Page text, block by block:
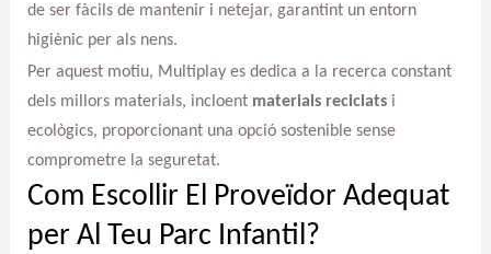
de ser fàcils de mantenir i netejar, garantint un entorn
higiènic per als nens.
Per aquest motiu, Multiplay es dedica a la recerca constant
dels millors materials, incloent materials reciclatsi
ecològics, proporcionant una opció sostenible sense
comprometre la seguretat.
Com Escollir El Proveïdor Adequat
per Al Teu Parc Infantil?